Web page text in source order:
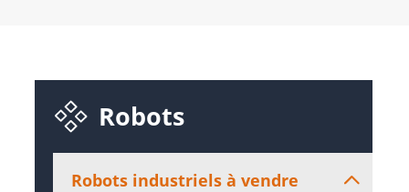
 Robots
Robots industriels à vendre 